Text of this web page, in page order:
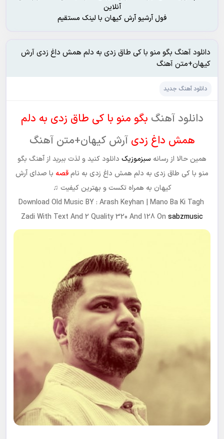
آنلاین
فول آرشیو آرش کیهان با لینک مستقیم
دانلود آهنگ بگو منو با کی طاق زدی به دلم همش داغ زدی آرش
کیهان+متن آهنگ
دانلود آهنگ جدید
دانلود آهنگ بگو منو با کی طاق زدی به دلم
همش داغ زدی آرش کیهان+متن آهنگ
همین حالا از رسانه سبزموزیک دانلود کنید و لذت ببرید از آهنگ بگو
منو با کی طاق زدی به دلم همش داغ زدی به نامقصه با صدای آرش
کیهان به همراه تکست و بهترین کیفیت ♫
Download Old Music BY : Arash Keyhan | Mano Ba Ki Tagh
Zadi With Text And 2 Quality 320 And 128 On sabzmusic